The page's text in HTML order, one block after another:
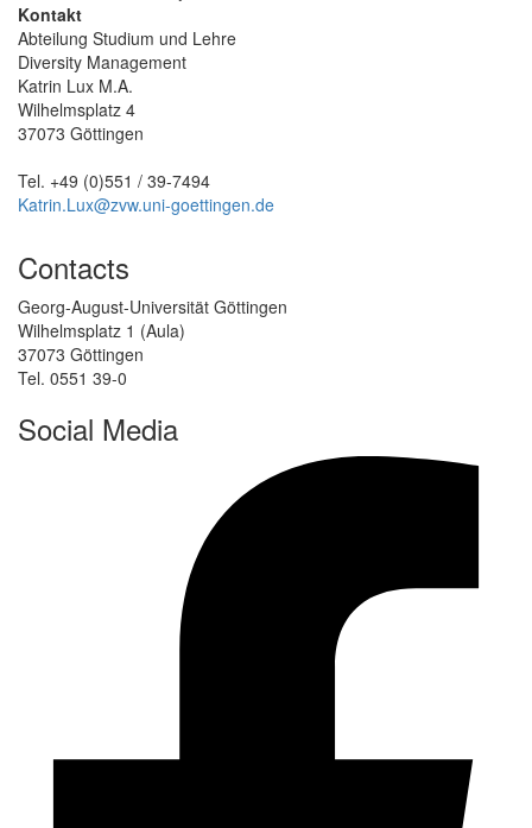
Kontakt
Abteilung Studium und Lehre
Diversity Management
Katrin Lux M.A.
Wilhelmsplatz 4
37073 Göttingen
Tel. +49 (0)551 / 39-7494
Katrin.Lux@zvw.uni-goettingen.de
Contacts
Georg-August-Universität Göttingen
Wilhelmsplatz 1 (Aula)
37073 Göttingen
Tel. 0551 39-0
Social Media